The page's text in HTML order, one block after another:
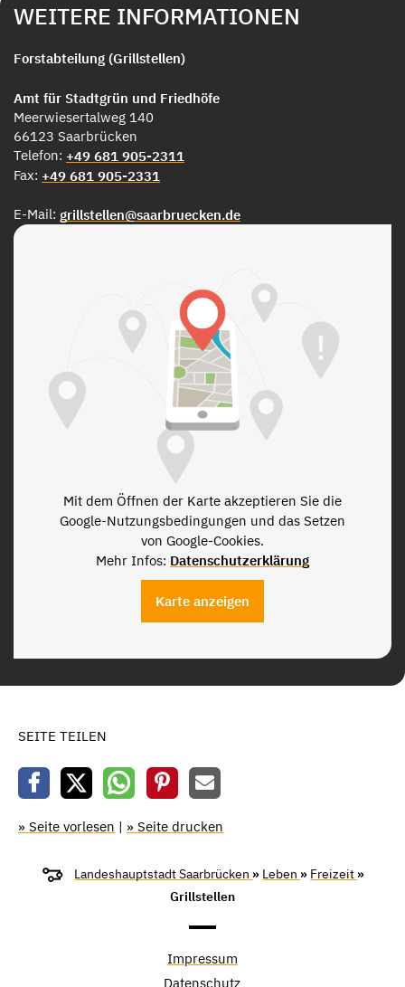
WEITERE INFORMATIONEN
Forstabteilung (Grillstellen)
Amt für Stadtgrün und Friedhöfe
Meerwiesertalweg 140
66123 Saarbrücken
Telefon: +49 681 905-2311
Fax: +49 681 905-2331
E-Mail: grillstellen@saarbruecken.de
Mit dem Öffnen der Karte akzeptieren Sie die
Google-Nutzungsbedingungen und das Setzen
von Google-Cookies.
Mehr Infos: Datenschutzerklärung
Karte anzeigen
SEITE TEILEN
» Seite vorlesen | » Seite drucken
Landeshauptstadt Saarbrücken » Leben » Freizeit »
Grillstellen
Impressum
Datenschutz